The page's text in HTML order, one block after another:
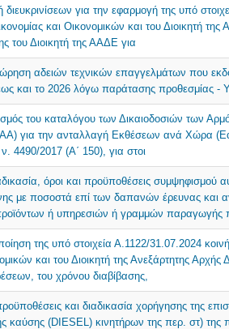
για την εφαρμογή της υπό
και Οικονομικών και του Διοικητή
του Διοικητή της ΑΑΔΕ για
αδειών τεχνικών επαγγελμάτων που
και το 2026 λόγω παράτασης προθεσμίας -
του καταλόγου των Δικαιοδοσιών των
για την ανταλλαγή Εκθέσεων ανά Χώρα
4490/2017 (Α΄ 150), για στοι
όροι και προϋποθέσεις συμψηφισμού
με ποσοστά επί των δαπανών έρευνας και
ή υπηρεσιών ή γραμμών παραγωγής
της υπό στοιχεία Α.1122/31.07.2024
και του Διοικητή της Ανεξάρτητης
του χρόνου διαβίβασης,
και διαδικασία χορήγησης της
καύσης (DIESEL) κινητήρων της περ. στ)